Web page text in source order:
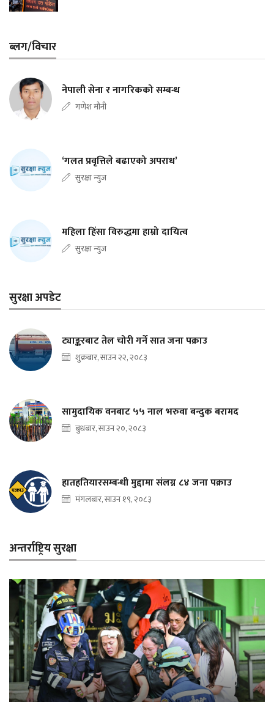
ब्लग/विचार
नेपाली सेना र नागरिकको सम्बन्ध
गणेश मौनी
‘गलत प्रवृत्तिले बढाएको अपराध’
सुरक्षा न्युज
महिला हिंसा विरुद्धमा हाम्रो दायित्व
सुरक्षा न्युज
सुरक्षा अपडेट
ट्याङ्करबाट तेल चोरी गर्ने सात जना पक्राउ
शुक्रबार, साउन २२, २०८३
सामुदायिक वनबाट ५५ नाल भरुवा बन्दुक बरामद
बुधबार, साउन २०, २०८३
हातहतियारसम्बन्धी मुद्दामा संलग्न ८४ जना पक्राउ
मंगलबार, साउन १९, २०८३
अन्तर्राष्ट्रिय सुरक्षा